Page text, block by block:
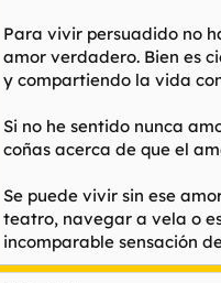
Para vivir persuadido no
amor verdadero. Bien es
y compartiendo la vida
Si no he sentido nunca
coñas acerca de que el
Se puede vivir sin ese
teatro, navegar a vela o
incomparable sensación